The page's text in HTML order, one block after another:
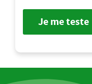
Je me teste